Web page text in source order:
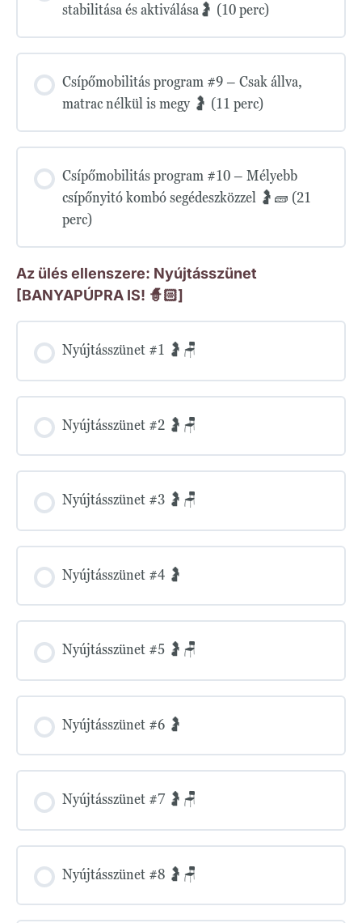
stabilitása és aktiválása🤰 (10 perc)
Csípőmobilitás program #9 – Csak állva,
matrac nélkül is megy 🤰 (11 perc)
Csípőmobilitás program #10 – Mélyebb
csípőnyitó kombó segédeszközzel 🤰🧱 (21
perc)
Az ülés ellenszere: Nyújtásszünet
[BANYAPÚPRA IS! 🧙🏻]
Nyújtásszünet #1 🤰🪑
Nyújtásszünet #2 🤰🪑
Nyújtásszünet #3 🤰🪑
Nyújtásszünet #4 🤰
Nyújtásszünet #5 🤰🪑
Nyújtásszünet #6 🤰
Nyújtásszünet #7 🤰🪑
Nyújtásszünet #8 🤰🪑